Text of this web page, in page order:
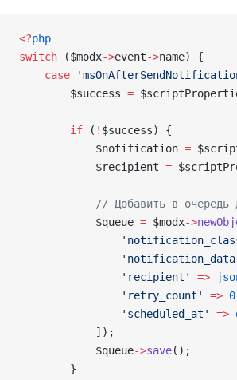
<?php
switch ($modx->event->name) {
    case
        $success
=
        if
( ! $success) {
            $notification
=
            $recipient
=
// Добавить в очередь
            $queue
= $modx->
                'recipient'
=>
                'retry_count'
=> 0
                'scheduled_at'
=>
            ]);
            $queue
->save();
        }